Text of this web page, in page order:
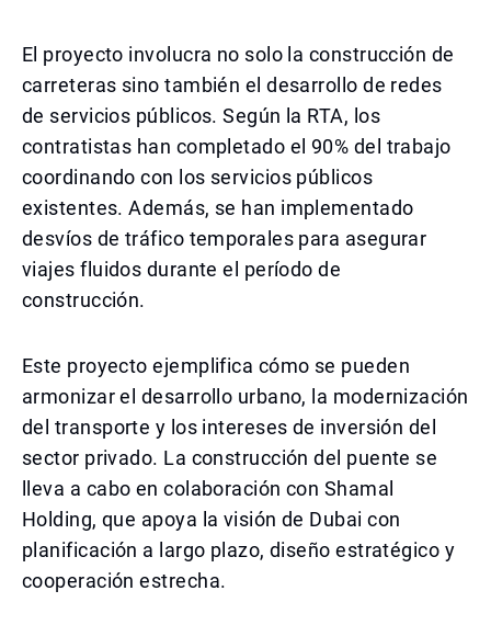
El proyecto involucra no solo la construcción de
carreteras sino también el desarrollo de redes
de servicios públicos. Según la RTA, los
contratistas han completado el 90% del trabajo
coordinando con los servicios públicos
existentes. Además, se han implementado
desvíos de tráfico temporales para asegurar
viajes fluidos durante el período de
construcción.
Este proyecto ejemplifica cómo se pueden
armonizar el desarrollo urbano, la modernización
del transporte y los intereses de inversión del
sector privado. La construcción del puente se
lleva a cabo en colaboración con Shamal
Holding, que apoya la visión de Dubai con
planificación a largo plazo, diseño estratégico y
cooperación estrecha.